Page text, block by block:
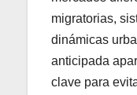
migratorias,
dinámicas
anticipada
clave para